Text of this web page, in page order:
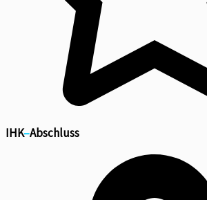
IHK–Abschluss